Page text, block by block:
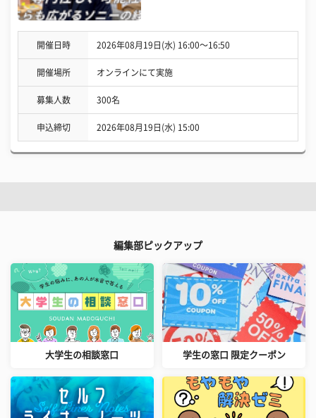
開催日時 2026年08月19日(水) 16:00〜16:50
開催場所 オンラインにて実施
募集人数 300名
申込締切 2026年08月19日(水) 15:00
編集部ピックアップ
大学生の相談窓口 学生の窓口 限定クーポン